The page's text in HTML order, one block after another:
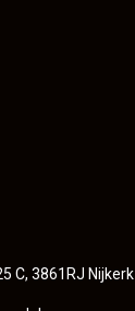
C, 3861RJ Nijkerk